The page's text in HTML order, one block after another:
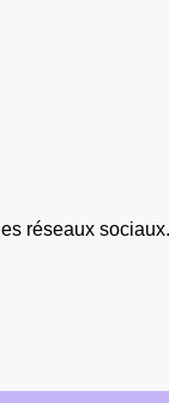
les réseaux sociaux.